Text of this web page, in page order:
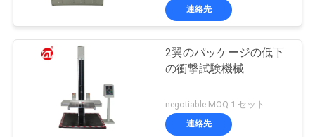
連絡先
2翼のパッケージの低下
の衝撃試験機械
negotiable MOQ:1 セット
連絡先